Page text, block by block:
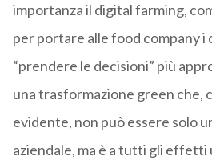
importanza il digital farming,
per portare alle food company i
“prendere le decisioni” più
una trasformazione green che,
evidente, non può essere solo
aziendale, ma è a tutti gli effetti